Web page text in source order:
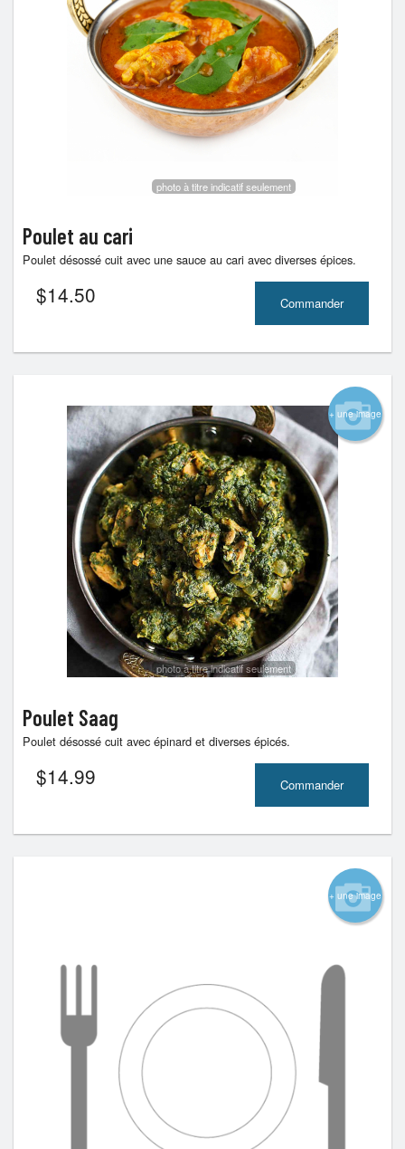
photo à titre indicatif seulement
Poulet au cari
Poulet désossé cuit avec une sauce au cari avec diverses épices.
$14.50 Commander
+ une image
photo à titre indicatif seulement
Poulet Saag
Poulet désossé cuit avec épinard et diverses épicés.
$14.99 Commander
+ une image